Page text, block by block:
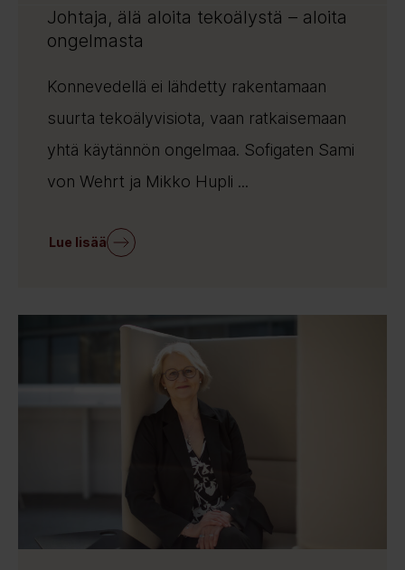
Johtaja, älä aloita tekoälystä – aloita
ongelmasta
Konnevedellä ei lähdetty rakentamaan
suurta tekoälyvisiota, vaan ratkaisemaan
yhtä käytännön ongelmaa. Sofigaten Sami
von Wehrt ja Mikko Hupli ...
Lue lisää